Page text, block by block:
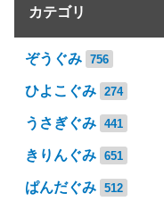
カテゴリ
ぞうぐみ 756
ひよこぐみ 274
うさぎぐみ 441
きりんぐみ 651
ぱんだぐみ 512